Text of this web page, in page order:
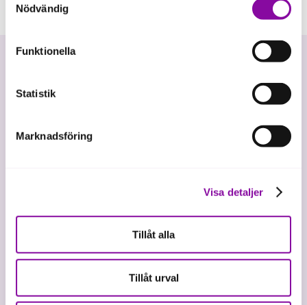
Om du klickar på avvisa kommer användning av kakor
eller delning av information enligt ovan, inte att ske,
förutom för kakor som är nödvändiga för att hemsidan
ska fungera se mer under inställningar.
Nödvändig
Funktionella
Statistik
Marknadsföring
Visa detaljer
Tillåt alla
Tillåt urval
Våra tjänster
Riskkapital
Affärsutveckling